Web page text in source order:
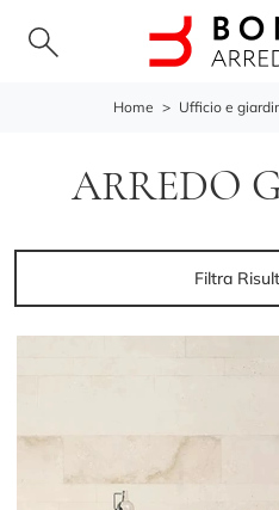
Home > Ufficio e
ARREDO
Filtra